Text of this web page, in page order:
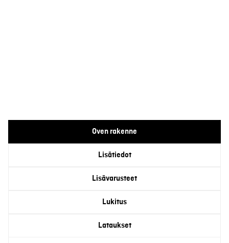
Oven rakenne
Lisätiedot
Lisävarusteet
Lukitus
Lataukset